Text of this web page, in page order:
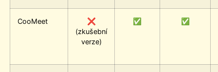
CooMeet
❌
(zkušební
verze)
✅ ✅